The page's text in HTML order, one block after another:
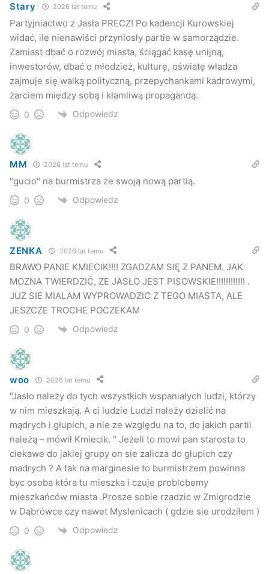
Stary 2026 lat temu
Partyjniactwo z Jasła PRECZ! Po kadencji Kurowskiej
widać, ile nienawiści przyniosły partie w samorządzie.
Zamiast dbać o rozwój miasta, ściągać kasę unijną,
inwestorów, dbać o młodzież, kulturę, oświatę władza
zajmuje się walką polityczną, przepychankami kadrowymi,
żarciem między sobą i kłamliwą propagandą.
0 Odpowiedz
MM 2026 lat temu
"gucio" na burmistrza ze swoją nową partią.
0 Odpowiedz
ZENKA 2026 lat temu
BRAWO PANIE KMIECIK!!!! ZGADZAM SIĘ Z PANEM. JAK
MOZNA TWIERDZIĆ, ZE JASŁO JEST PISOWSKIE!!!!!!!!!!!! .
JUZ SIE MIALAM WYPROWADZIC Z TEGO MIASTA, ALE
JESZCZE TROCHE POCZEKAM
0 Odpowiedz
woo 2026 lat temu
"Jasło należy do tych wszystkich wspaniałych ludzi, którzy
w nim mieszkają. A ci ludzie Ludzi należy dzielić na
mądrych i głupich, a nie ze względu na to, do jakich partii
należą – mówił Kmiecik. " Jeżeli to mowi pan starosta to
ciekawe do jakiej grupy on sie zalicza do głupich czy
madrych ? A tak na marginesie to burmistrzem powinna
byc osoba która tu mieszka i czuje problobemy
mieszkańców miasta .Prosze sobie rzadzic w Zmigrodzie
w Dąbrówce czy nawet Myslenicach ( gdzie sie urodziłem )
0 Odpowiedz